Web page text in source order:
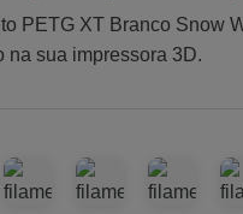
PETG XT Branco Snow
na sua impressora 3D.